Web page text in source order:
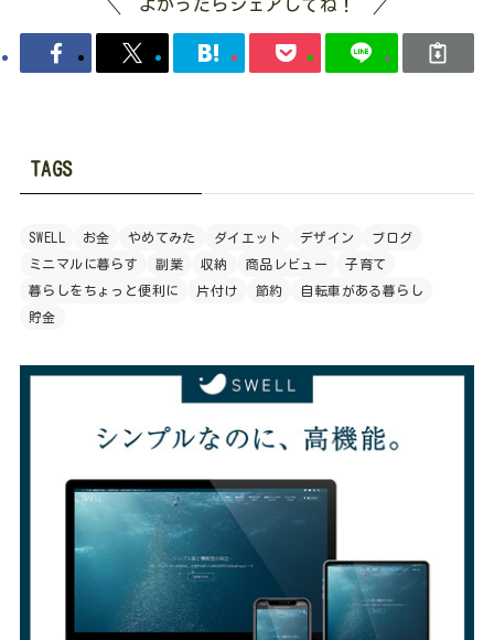
よかったらシェアしてね！
TAGS
SWELL お金 やめてみた ダイエット デザイン
ブログ
ミニマルに暮らす
副業 収納 商品レビュー
子育て
暮らしをちょっと便利に
片付け 節約
自転車がある暮らし
貯金